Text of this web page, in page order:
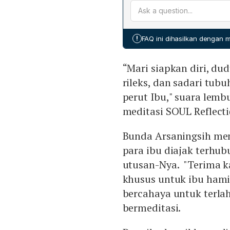
Yayasan Cahaya Cinta
narasumber dan
persalinan. Setelah itu,
untuk masa depan anak.
responden menurunkan
mempersiapkan
mental ibu hamil. YCCK
memperkuat sinergi
dengan HUT IBI ke‑75
meningkatkan
! FAQ ini dihasilkan dengan
“Mari siapkan diri,
rileks, dan sadari
perut Ibu," suara
meditasi SOUL
Bunda Arsaningsih
para ibu diajak
utusan-Nya. "Terima
khusus untuk ibu
bercahaya untuk
bermeditasi.